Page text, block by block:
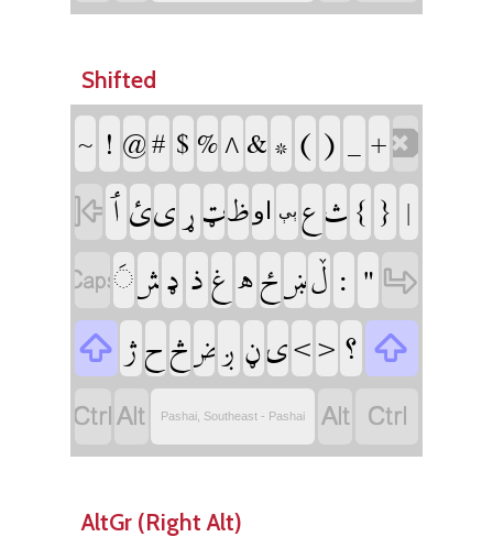
Shifted
‏ ‏ ‏‏ ‏‏‏‏‏ ‏ ‏ ‏‏‏
‏ ‏‏‏‏‏‏‏او ‏ېې‏‏‏ ‏ ‏
‏‏‏‏ ‏‏ ‏‏‏‏ ‏ ‏ ‏
‏ ‏‏‏‏‏ ‏‏‏‏‏ ‏
‏‏ Pashai, Southeast - Pashai ‏ ‏
AltGr (Right Alt)